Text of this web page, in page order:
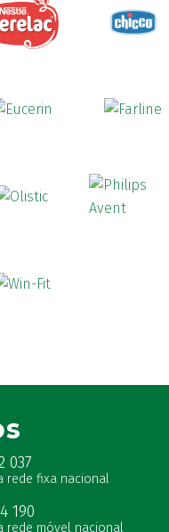
037
rede fixa nacional
190
rede móvel nacional